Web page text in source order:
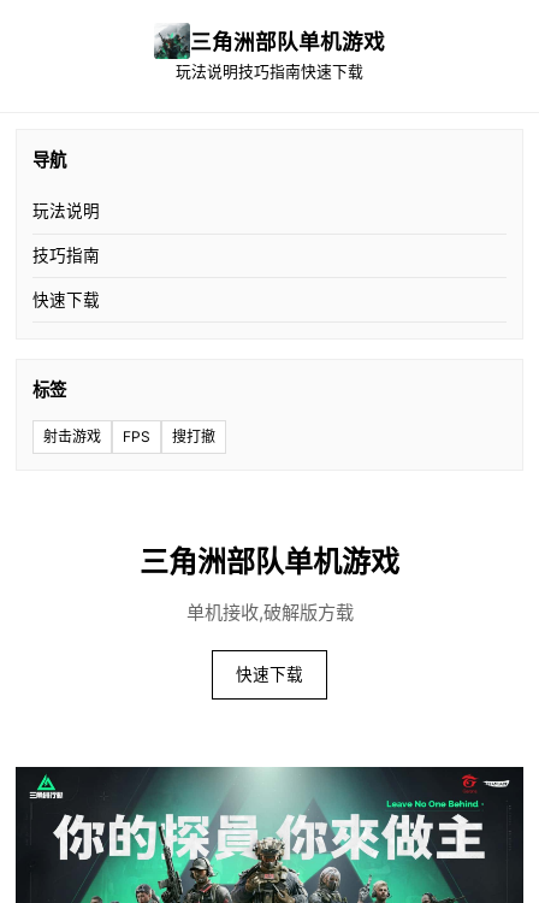
三角洲部队单机游戏
玩法说明技巧指南快速下载
导航
玩法说明
技巧指南
快速下载
标签
射击游戏 FPS 搜打撤
三角洲部队单机游戏
单机接收,破解版方载
快速下载